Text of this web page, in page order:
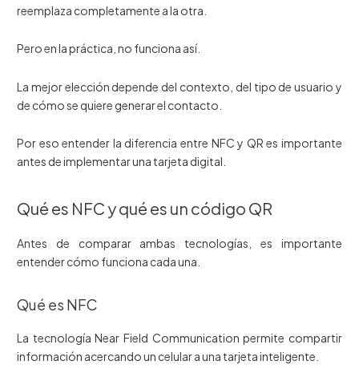
reemplaza completamente a la otra.
Pero en la práctica, no funciona así.
La mejor elección depende del contexto, del tipo de usuario y
de cómo se quiere generar el contacto.
Por eso entender la diferencia entre NFC y QR es importante
antes de implementar una tarjeta digital.
Qué es NFC y qué es un código QR
Antes de comparar ambas tecnologías, es importante
entender cómo funciona cada una.
Qué es NFC
La tecnología Near Field Communication permite compartir
información acercando un celular a una tarjeta inteligente.